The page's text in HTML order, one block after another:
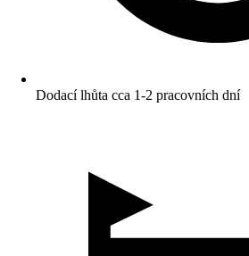
Dodací lhůta cca 1-2 pracovních dní